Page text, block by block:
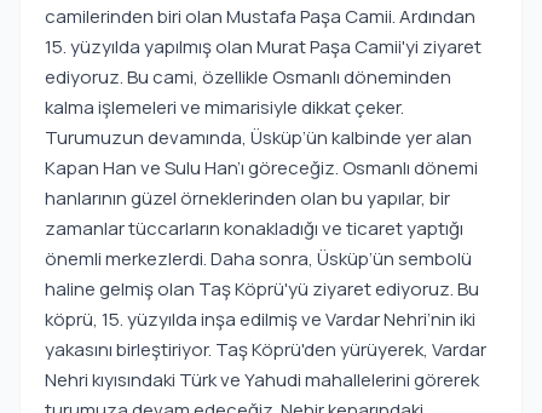
camilerinden biri olan Mustafa Paşa Camii. Ardından
15. yüzyılda yapılmış olan Murat Paşa Camii'yi ziyaret
ediyoruz. Bu cami, özellikle Osmanlı döneminden
kalma işlemeleri ve mimarisiyle dikkat çeker.
Turumuzun devamında, Üsküp’ün kalbinde yer alan
Kapan Han ve Sulu Han’ı göreceğiz. Osmanlı dönemi
hanlarının güzel örneklerinden olan bu yapılar, bir
zamanlar tüccarların konakladığı ve ticaret yaptığı
önemli merkezlerdi. Daha sonra, Üsküp’ün sembolü
haline gelmiş olan Taş Köprü'yü ziyaret ediyoruz. Bu
köprü, 15. yüzyılda inşa edilmiş ve Vardar Nehri’nin iki
yakasını birleştiriyor. Taş Köprü'den yürüyerek, Vardar
Nehri kıyısındaki Türk ve Yahudi mahallelerini görerek